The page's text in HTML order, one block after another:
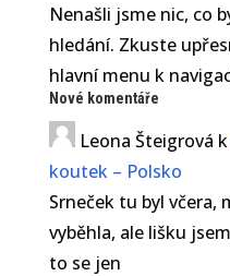
Nenašli jsme nic, co
hledání. Zkuste
hlavní menu k
Nové komentáře
Leona Šteigrová k
koutek – Polsko
Srneček tu byl včera,
vyběhla, ale lišku
to se jen